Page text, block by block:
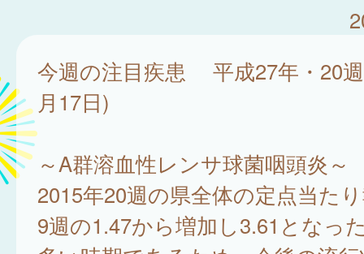
今週の注目疾患 平成27年・20
月17日)
～A群溶血性レンサ球菌咽頭炎～
2015年20週の県全体の定点当た
9週の1.47から増加し3.61となっ